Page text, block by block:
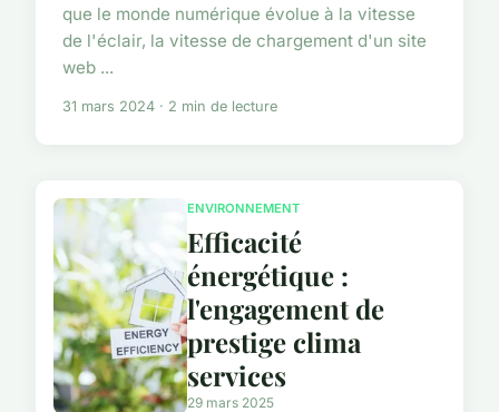
que le monde numérique évolue à la vitesse
de l'éclair, la vitesse de chargement d'un site
web ...
31 mars 2024 · 2 min de lecture
ENVIRONNEMENT
Efficacité
énergétique :
l'engagement de
prestige clima
services
29 mars 2025